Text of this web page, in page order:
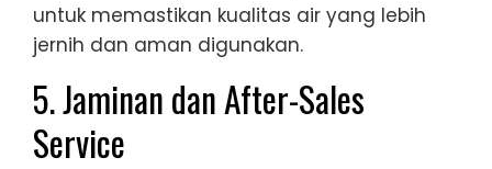
untuk memastikan kualitas air yang lebih
jernih dan aman digunakan.
5. Jaminan dan After-Sales
Service